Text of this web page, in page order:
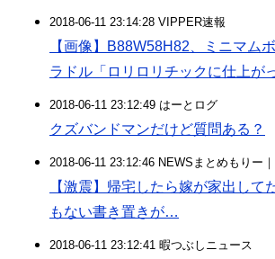
2018-06-11 23:14:28 VIPPER速報
【画像】B88W58H82、ミニマム
ラドル「ロリロリチックに仕上が
2018-06-11 23:12:49 はーとログ
クズバンドマンだけど質問ある？
2018-06-11 23:12:46 NEWSまとめもりー
【激震】帰宅したら嫁が家出し
もない書き置きが…
2018-06-11 23:12:41 暇つぶしニュース